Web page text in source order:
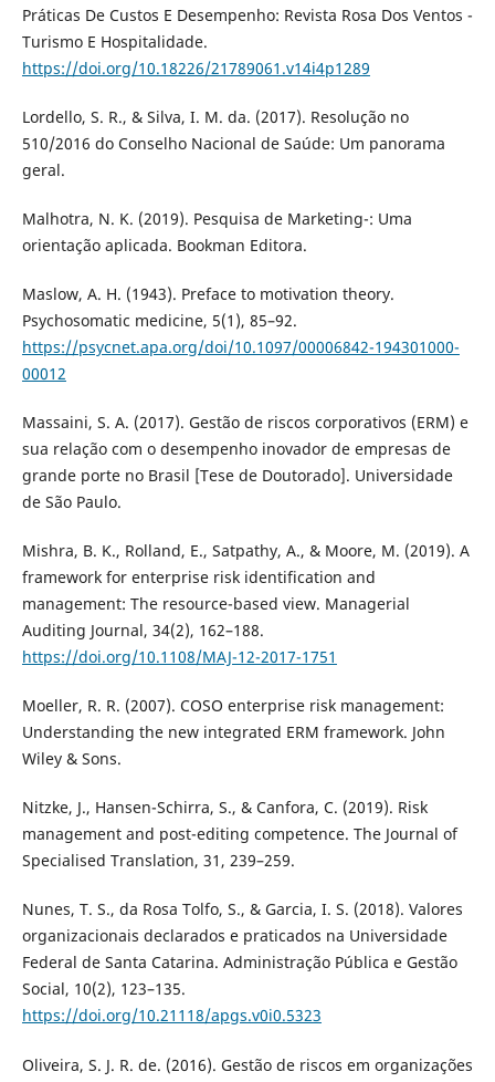
Práticas De Custos E Desempenho: Revista Rosa Dos Ventos -
Turismo E Hospitalidade.
https://doi.org/10.18226/21789061.v14i4p1289
Lordello, S. R., & Silva, I. M. da. (2017). Resolução no
510/2016 do Conselho Nacional de Saúde: Um panorama
geral.
Malhotra, N. K. (2019). Pesquisa de Marketing-: Uma
orientação aplicada. Bookman Editora.
Maslow, A. H. (1943). Preface to motivation theory.
Psychosomatic medicine, 5(1), 85–92.
https://psycnet.apa.org/doi/10.1097/00006842-194301000-
00012
Massaini, S. A. (2017). Gestão de riscos corporativos (ERM) e
sua relação com o desempenho inovador de empresas de
grande porte no Brasil [Tese de Doutorado]. Universidade
de São Paulo.
Mishra, B. K., Rolland, E., Satpathy, A., & Moore, M. (2019). A
framework for enterprise risk identification and
management: The resource-based view. Managerial
Auditing Journal, 34(2), 162–188.
https://doi.org/10.1108/MAJ-12-2017-1751
Moeller, R. R. (2007). COSO enterprise risk management:
Understanding the new integrated ERM framework. John
Wiley & Sons.
Nitzke, J., Hansen-Schirra, S., & Canfora, C. (2019). Risk
management and post-editing competence. The Journal of
Specialised Translation, 31, 239–259.
Nunes, T. S., da Rosa Tolfo, S., & Garcia, I. S. (2018). Valores
organizacionais declarados e praticados na Universidade
Federal de Santa Catarina. Administração Pública e Gestão
Social, 10(2), 123–135.
https://doi.org/10.21118/apgs.v0i0.5323
Oliveira, S. J. R. de. (2016). Gestão de riscos em organizações